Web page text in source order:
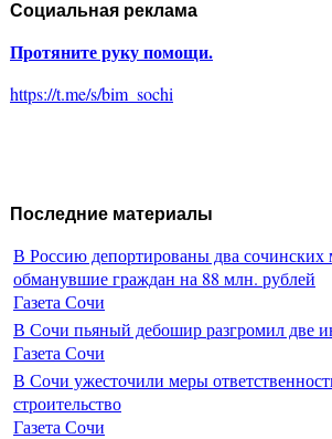
Социальная реклама
Протяните руку помощи.
https://t.me/s/bim_sochi
Последние материалы
В Россию депортированы два
обманувшие граждан на 88 млн. рублей
Газета Сочи
В Сочи пьяный дебошир разгромил две
Газета Сочи
В Сочи ужесточили меры
строительство
Газета Сочи